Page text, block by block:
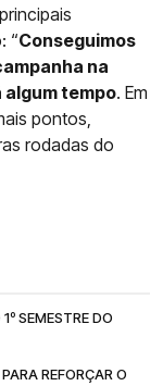
“Conseguimos
na
algum tempo. Em
pontos,
rodadas do
SEMESTRE DO
REFORÇAR O